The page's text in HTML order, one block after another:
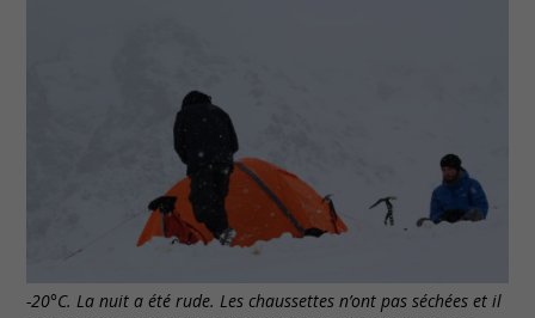
-20°C. La nuit a été rude. Les chaussettes n’ont pas séchées et il